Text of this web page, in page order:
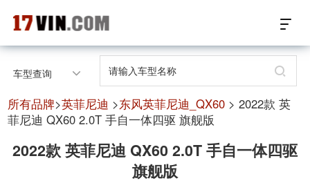
17VIN车架号查询首页
汽配数据开放接口
汽配产品车型适配
车型查询
所有品牌>英菲尼迪 >东风英菲尼迪_QX60 > 2022款 英
菲尼迪 QX60 2.0T 手自一体四驱 旗舰版
2022款 英菲尼迪 QX60 2.0T 手自一体四驱
旗舰版